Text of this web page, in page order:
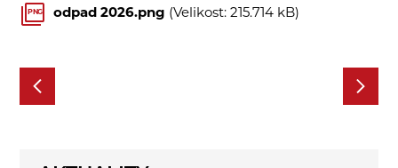
PNG odpad 2026.png (Velikost: 215.714 kB)